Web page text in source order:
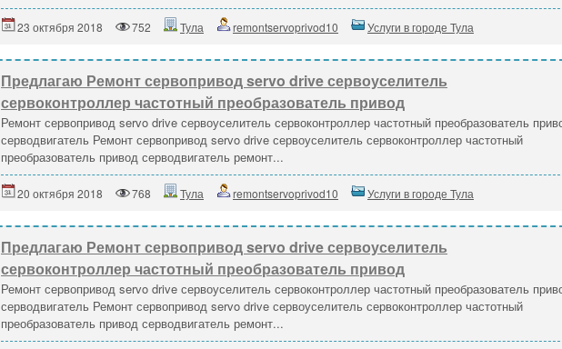
23 октября 2018 752 Тула remontservoprivod10 Услуги в городе Тула
Предлагаю Ремонт сервопривод servo drive сервоуселитель
сервоконтроллер частотный преобразователь привод
Ремонт сервопривод servo drive сервоуселитель сервоконтроллер частотный преобразователь
серводвигатель Ремонт сервопривод servo drive сервоуселитель сервоконтроллер частотный
преобразователь привод серводвигатель ремонт...
20 октября 2018 768 Тула remontservoprivod10 Услуги в городе Тула
Предлагаю Ремонт сервопривод servo drive сервоуселитель
сервоконтроллер частотный преобразователь привод
Ремонт сервопривод servo drive сервоуселитель сервоконтроллер частотный преобразователь
серводвигатель Ремонт сервопривод servo drive сервоуселитель сервоконтроллер частотный
преобразователь привод серводвигатель ремонт...